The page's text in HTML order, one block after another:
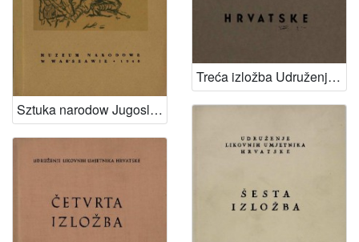
Sztuka narodow Jugoslawii XIX i XX wieku
Treća izložba Udruženja likovnih umjetnika Hrvatske